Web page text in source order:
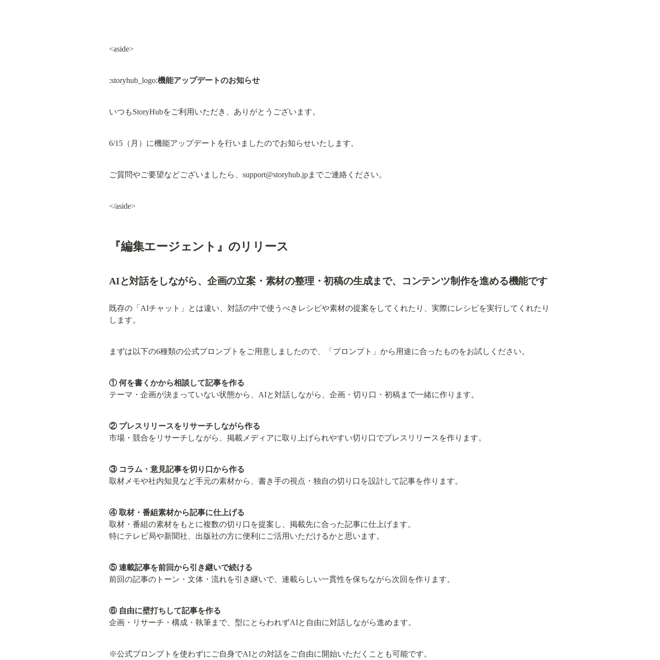
<aside>
:storyhub_logo:機能アップデートのお知らせ
いつもStoryHubをご利用いただき、ありがとうございます。
6/15（月）に機能アップデートを行いましたのでお知らせいたします。
ご質問やご要望などございましたら、 support@storyhub.jpまでご連絡ください。
</aside>
『編集エージェント』のリリース
AIと対話をしながら、企画の立案・素材の整理・初稿の生成まで、コンテンツ制作を進める機能です
既存の「AIチャット」とは違い、対話の中で使うべきレシピや素材の提案をしてくれたり、実際にレシピを実行してくれたり
します。
まずは以下の6種類の公式プロンプトをご用意しましたので、「プロンプト」から用途に合ったものをお試しください。
① 何を書くかから相談して記事を作る
テーマ・企画が決まっていない状態から、AIと対話しながら、企画・切り口・初稿まで一緒に作ります。
② プレスリリースをリサーチしながら作る
市場・競合をリサーチしながら、掲載メディアに取り上げられやすい切り口でプレスリリースを作ります。
③ コラム・意見記事を切り口から作る
取材メモや社内知見など手元の素材から、書き手の視点・独自の切り口を設計して記事を作ります。
④ 取材・番組素材から記事に仕上げる
取材・番組の素材をもとに複数の切り口を提案し、掲載先に合った記事に仕上げます。
特にテレビ局や新聞社、出版社の方に便利にご活用いただけるかと思います。
⑤ 連載記事を前回から引き継いで続ける
前回の記事のトーン・文体・流れを引き継いで、連載らしい一貫性を保ちながら次回を作ります。
⑥ 自由に壁打ちして記事を作る
企画・リサーチ・構成・執筆まで、型にとらわれずAIと自由に対話しながら進めます。
※公式プロンプトを使わずにご自身でAIとの対話をご自由に開始いただくことも可能です。